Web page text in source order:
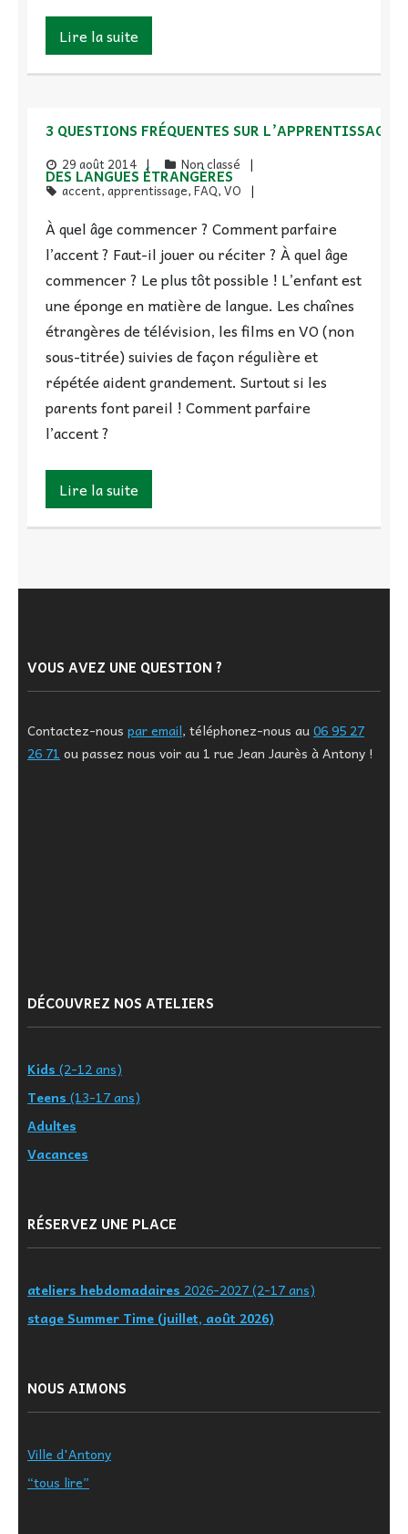
Lire la suite
3 QUESTIONS FRÉQUENTES SUR L’APPRENTISSAGE
DES LANGUES ÉTRANGÈRES
29 août 2014
Non classé
accent,apprentissage,FAQ,VO
À quel âge commencer ? Comment parfaire
l’accent ? Faut-il jouer ou réciter ? À quel âge
commencer ? Le plus tôt possible ! L’enfant est
une éponge en matière de langue. Les chaînes
étrangères de télévision, les films en VO (non
sous-titrée) suivies de façon régulière et
répétée aident grandement. Surtout si les
parents font pareil ! Comment parfaire
l’accent ?
Lire la suite
VOUS AVEZ UNE QUESTION ?
Contactez-nous par email, téléphonez-nous au06 95 27
26 71 ou passez nous voir au 1 rue Jean Jaurès à Antony !
DÉCOUVREZ NOS ATELIERS
Kids (2-12 ans)
Teens (13-17 ans)
Adultes
Vacances
RÉSERVEZ UNE PLACE
ateliers hebdomadaires 2026-2027 (2-17 ans)
stage Summer Time (juillet, août 2026)
NOUS AIMONS
Ville d'Antony
“tous lire”